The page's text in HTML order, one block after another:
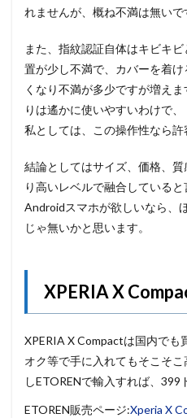
れませんが、概ね不満は無い
また、指紋認証自体はキビキ
置が少し不満で、カバーを着
くなり不満が多少ですが増え
りは遙かに使いやすいわけで
私としては、この操作性なら許
結論としてはサイズ、価格、
り高いレベルで融合している
Androidスマホが欲しいなら、
じゃ無いかと思います。
XPERIA X
XPERIA X Compactは国内でも
オク等で手に入れてもそこそ
しETORENで輸入すれば、399
ETOREN販売ページ:Xperia X